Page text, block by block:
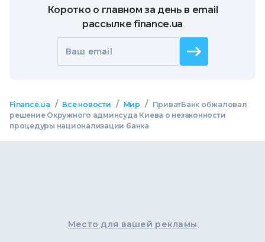
Коротко о главном за день в email
рассылке finance.ua
Ваш email
Finance.ua / Все новости / Мир /
ПриватБанк обжаловал
решение Окружного админсуда Киева о незаконности
процедуры национализации банка
Место для вашей рекламы